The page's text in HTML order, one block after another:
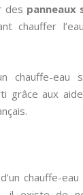
des panneaux
chauffer
chauffe-eau
grâce aux
chauffe-